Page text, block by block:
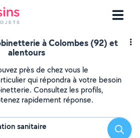
à Colombes (92) et
alentours
près de chez vous le
qui répondra à votre besoin
Consultez les profils,
rapidement réponse.
sanitaire